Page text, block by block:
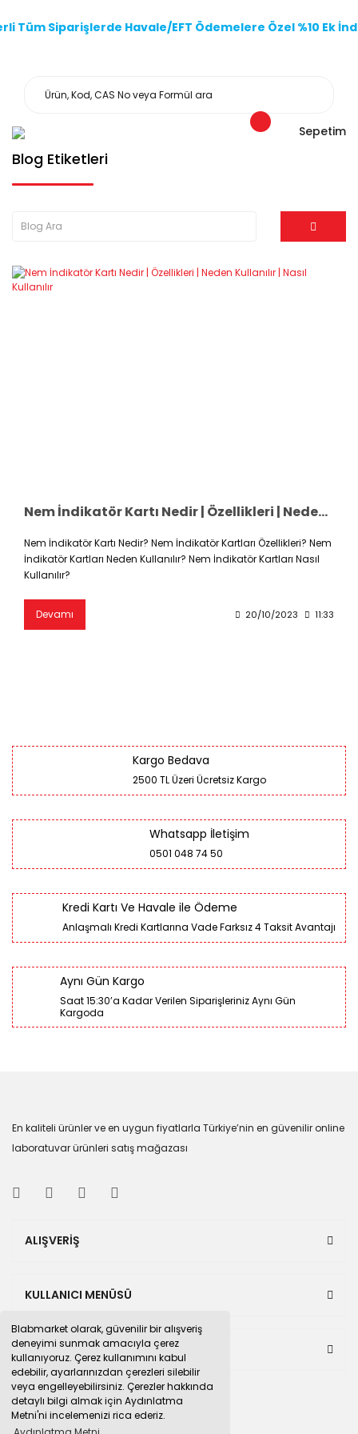
Blabmarket olarak, güvenilir bir alışveriş
deneyimi sunmak amacıyla çerez
kullanıyoruz. Çerez kullanımını kabul
edebilir, ayarlarınızdan çerezleri silebilir
veya engelleyebilirsiniz. Çerezler hakkında
detaylı bilgi almak için Aydınlatma
Metni'ni incelemenizi rica ederiz.
Tüm Siparişlerde Havale/EFT Ödemelere Özel %10 Ek
Sepetim
Blog Etiketleri
Nem İndikatör Kartı Nedir | Özellikleri | Neden Kullanılır | Nasıl Kullanılır
Nem İndikatör Kartı Nedir? Nem İndikatör Kartları Özellikleri? Nem
İndikatör Kartları Neden Kullanılır? Nem İndikatör Kartları Nasıl
Kullanılır?
Devamı 20/10/2023 11:33
Kargo Bedava
2500 TL Üzeri Ücretsiz Kargo
Whatsapp İletişim
0501 048 74 50
Kredi Kartı Ve Havale ile Ödeme
Anlaşmalı Kredi Kartlarına Vade Farksız 4 Taksit Avantajı
Aynı Gün Kargo
Saat 15:30’a Kadar Verilen Siparişleriniz Aynı Gün
Kargoda
En kaliteli ürünler ve en uygun fiyatlarla Türkiye’nin en güvenilir online
laboratuvar ürünleri satış mağazası
ALIŞVERİŞ
KULLANICI MENÜSÜ
BULUNDUĞUMUZ PAZAR YERLERİ